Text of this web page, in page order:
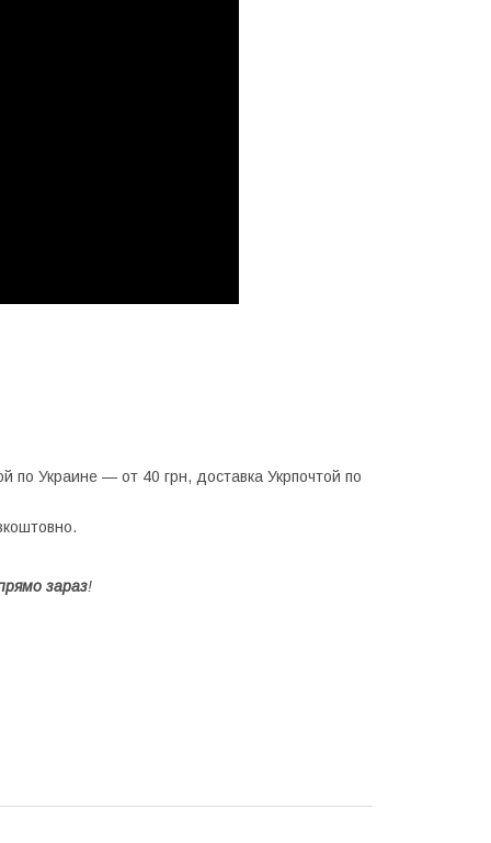
по Украине — от 40 грн, доставка Укрпочтой по
зараз!